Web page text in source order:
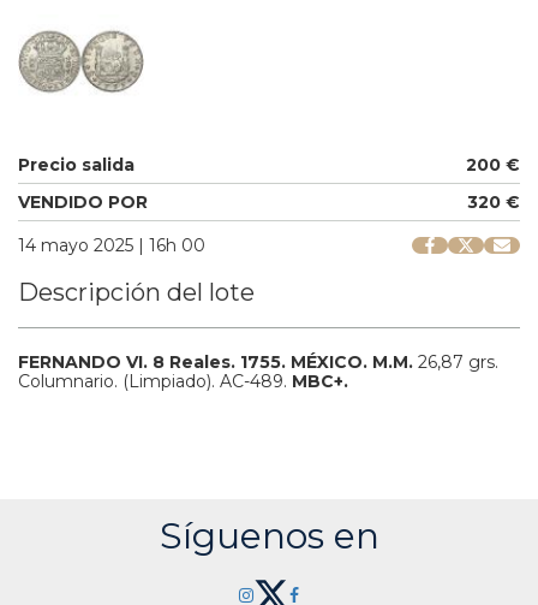
Precio salida
200 €
VENDIDO POR
320 €
14 mayo 2025 | 16h 00
Descripción del lote
FERNANDO VI. 8 Reales. 1755. MÉXICO. M.M. 26,87 grs.
Columnario. (Limpiado). AC-489. MBC+.
Síguenos en